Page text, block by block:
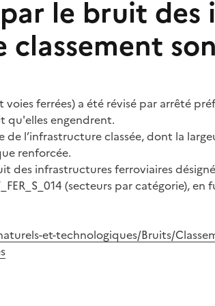
le bruit
ferrées) a été révisé par arrêté
qu'elles engendrent.
l’infrastructure classée, dont la
renforcée.
des infrastructures ferroviaires
(secteurs par catégorie),
et-technologiques/Bruits/